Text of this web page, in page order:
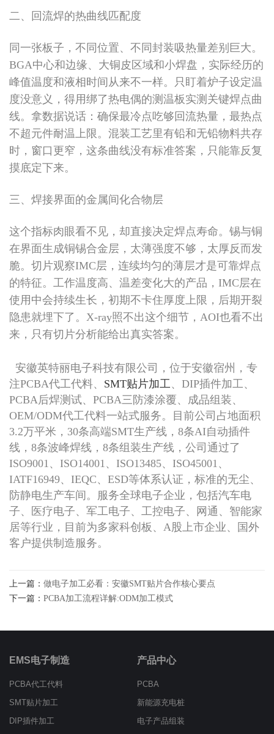
二、回流焊的热曲线匹配度
同一张板子，不同位置、不同封装吸热量差别巨大。
BGA中心和边缘、大铜皮区域和小焊盘，实际经历的
峰值温度和液相时间从来不一样。只盯着炉子设定温
度没意义，得用绑了热电偶的测温板实测关键焊点曲
线。拿数据说话：确保最冷点吃够回流热量，最热点
不超元件耐温上限。混装工艺里有铅和无铅物料共存
时，窗口更窄，这条曲线没有标准答案，只能靠反复
摸底定下来。
三、焊接界面的金属间化合物层
这个指标肉眼看不见，却直接决定焊点寿命。锡与铜
在界面生成铜锡合金层，太薄强度不够，太厚反而发
脆。切片观察IMC层，连续均匀的薄层才是可靠焊点
的特征。工作温度高、温差变化大的产品，IMC层在
使用中会持续生长，初期不卡住厚度上限，后期开裂
隐患就埋下了。X-ray照不出这个细节，AOI也看不出
来，只有切片分析能给出真实答案。
安徽英特丽电子科技有限公司，位于安徽宿州，专
注PCBA代工代料、 SMT贴片加工、DIP插件加工、
PCBA后焊测试、PCBA三防漆涂覆、成品组装、
OEM/ODM代工代料一站式服务。目前公司占地面积
3.2万平米，30条高端SMT生产线，8条AI自动插件
线，8条波峰焊线，8条组装生产线，公司通过了
ISO9001、ISO14001、ISO13485、ISO45001、
IATF16949、IEQC、ESD等体系认证，标准的无尘、
防静电生产车间。服务全球电子企业，包括汽车电
子、医疗电子、军工电子、工控电子、网通、智能家
居等行业，目前为多家科创板、A股上市企业、国外
客户提供制造服务。
上一篇： 做电子加工必看：安徽SMT贴片合作核心要点
下一篇： PCBA加工流程详解:ODM加工模式
EMS电子制造
PCBA代工代料
SMT贴片加工
DIP插件加工
产品中心
PCBA
新能源充电桩
电子产品组装